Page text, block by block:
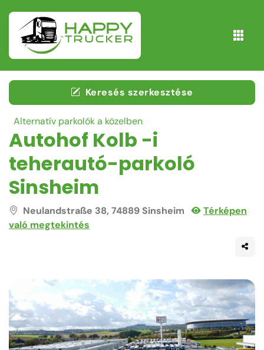
Keresés szerkesztése
Alternatív parkolók a közelben
Autohof Kolb -i
teherautó-parkoló
Sinsheim
Neulandstraße 38, 74889 Sinsheim
Térképen
való megtekintés